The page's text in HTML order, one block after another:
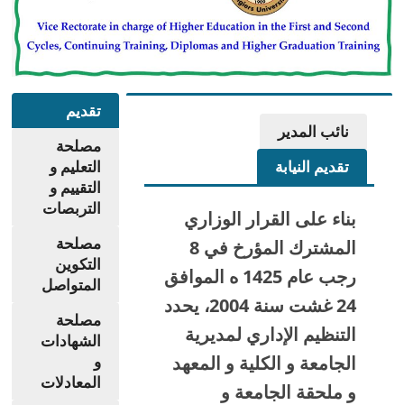
تقديم
مصلحة
التعليم و
التقييم و
التربصات
مصلحة
التكوين
المتواصل
مصلحة
الشهادات
و
المعادلات
نائب المدير
تقديم النيابة
بناء على القرار الوزاري
المشترك المؤرخ في 8
رجب عام 1425 ه الموافق
24 غشت سنة 2004، يحدد
التنظيم الإداري لمديرية
الجامعة و الكلية و المعهد
و ملحقة الجامعة و